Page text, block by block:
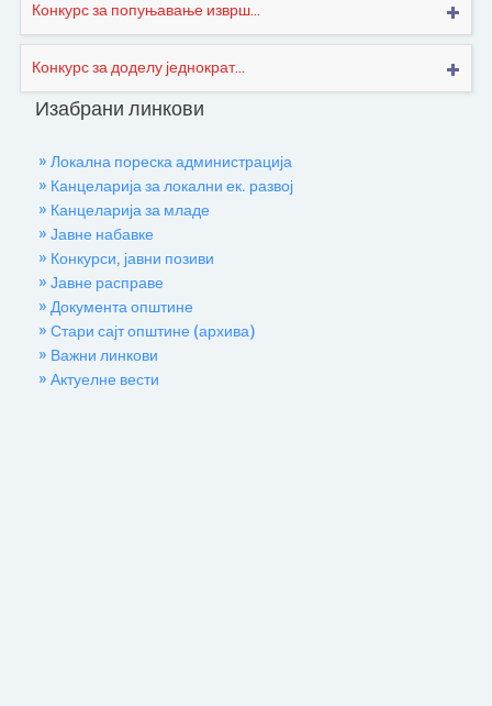
Конкурс за попуњавање изврш...
Конкурс за доделу једнократ...
Изабрани линкови
» Локална пореска администрација
» Канцеларија за локални ек. развој
» Канцеларија за младе
» Јавне набавке
» Конкурси, јавни позиви
» Јавне расправе
» Документа општине
» Стари сајт општине (архива)
» Важни линкови
» Актуелне вести